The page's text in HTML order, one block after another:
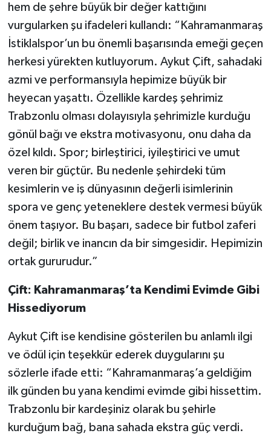
hem de şehre büyük bir değer kattığını
vurgularken şu ifadeleri kullandı: “Kahramanmaraş
İstiklalspor’un bu önemli başarısında emeği geçen
herkesi yürekten kutluyorum. Aykut Çift, sahadaki
azmi ve performansıyla hepimize büyük bir
heyecan yaşattı. Özellikle kardeş şehrimiz
Trabzonlu olması dolayısıyla şehrimizle kurduğu
gönül bağı ve ekstra motivasyonu, onu daha da
özel kıldı. Spor; birleştirici, iyileştirici ve umut
veren bir güçtür. Bu nedenle şehirdeki tüm
kesimlerin ve iş dünyasının değerli isimlerinin
spora ve genç yeteneklere destek vermesi büyük
önem taşıyor. Bu başarı, sadece bir futbol zaferi
değil; birlik ve inancın da bir simgesidir. Hepimizin
ortak gururudur.”
Çift: Kahramanmaraş’ta Kendimi Evimde Gibi
Hissediyorum
Aykut Çift ise kendisine gösterilen bu anlamlı ilgi
ve ödül için teşekkür ederek duygularını şu
sözlerle ifade etti: “Kahramanmaraş’a geldiğim
ilk günden bu yana kendimi evimde gibi hissettim.
Trabzonlu bir kardeşiniz olarak bu şehirle
kurduğum bağ, bana sahada ekstra güç verdi.